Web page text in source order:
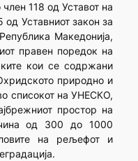
118 од Уставот на
Уставниот закон за
Македонија,
правен поредок на
кои се содржани
природно и
списокот на УНЕСКО,
простор на
од 300 до 1000
на рељефот и